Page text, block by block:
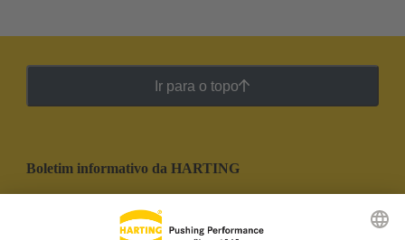
Ir para o topo
Boletim informativo da HARTING